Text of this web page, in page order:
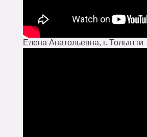
Елена Анатольевна, г. Тольятти